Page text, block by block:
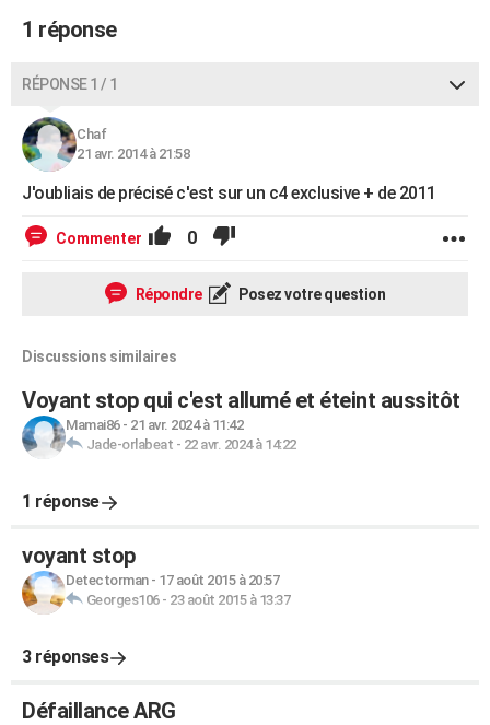
COPAINS D'AVANT
S'inscrire
Se connecter
Lycées
Collèges
Primaires
Universités
Entreprises
Service militaire
Avis de recherche
AVIS DE DÉCÈS
FORUM
1 réponse
RÉPONSE 1 / 1
Chaf
21 avr. 2014 à 21:58
J'oubliais de précisé c'est sur un c4 exclusive + de 2011
Commenter 0
Répondre Posez votre question
Discussions similaires
Voyant stop qui c'est allumé et éteint aussitôt
Mamai86- 21 avr. 2024 à 11:42
Jade-orlabeat - 22 avr. 2024 à 14:22
1 réponse
voyant stop
Detectorman- 17 août 2015 à 20:57
Georges106- 23 août 2015 à 13:37
3 réponses
Défaillance ARG